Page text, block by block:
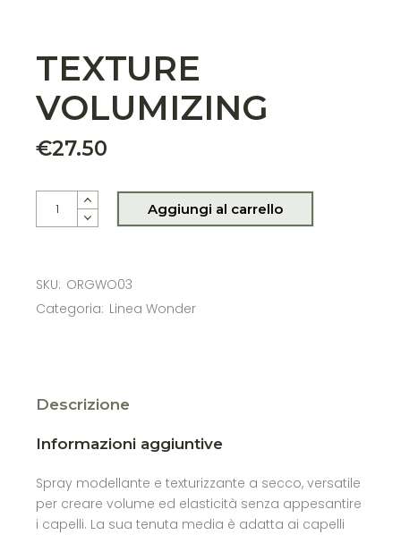
TEXTURE
VOLUMIZING
€27.50
TEXTURE VOLUMIZING quantity
Aggiungi al carrello
SKU: ORGWO03
Categoria: Linea Wonder
Descrizione
Informazioni aggiuntive
Spray modellante e texturizzante a secco, versatile
per creare volume ed elasticità senza appesantire
i capelli. La sua tenuta media è adatta ai capelli